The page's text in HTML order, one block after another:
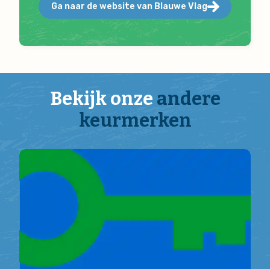
Ga naar de website van Blauwe Vlag
Bekijk onze andere
keurmerken